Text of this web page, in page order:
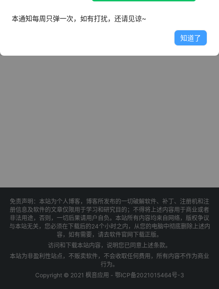
免责声明：本站为个人博客，博客所发布的一切破解软件、补丁、注册机和注
册信息及软件的文章仅限用于学习和研究目的；不得将上述内容用于商业或者
非法用途，否则，一切后果请用户自负。本站所有内容均来自网络，版权争议
与本站无关，您必须在下载后的24个小时之内，从您的电脑中彻底删除上述内
容，如有需要，请去软件官网下载正版。
访问和下载本站内容，说明您已同意上述条款。
本站为非盈利性站点，不贩卖软件，不会收取任何费用，所有内容不作为商业
行为。
Copyright © 2021 枫音应用 - 鄂ICP备2021015464号-3
本通知每周只弹一次，如有打扰，还请见谅~
知道了